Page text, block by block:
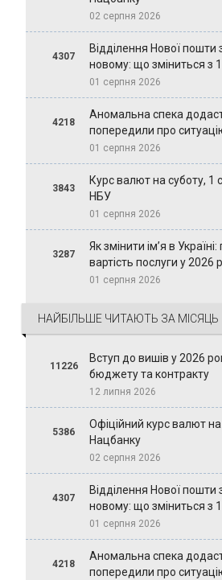
02 серпня 2026
4307
Відділення Нової
новому: що зміниться з
01 серпня 2026
4218
Аномальна спека
попередили про
01 серпня 2026
3843
Курс валют на суботу, 1
НБУ
01 серпня 2026
3287
Як змінити ім’я в
вартість послуги у 2026
01 серпня 2026
НАЙБІЛЬШЕ ЧИТАЮТЬ ЗА МІСЯЦЬ
11226
Вступ до вишів у 2026
бюджету та контракту
12 липня 2026
5386
Офіційний курс валют
Нацбанку
02 серпня 2026
4307
Відділення Нової
новому: що зміниться з
01 серпня 2026
4218
Аномальна спека
попередили про